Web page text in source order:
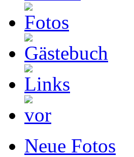
Neue Fotos